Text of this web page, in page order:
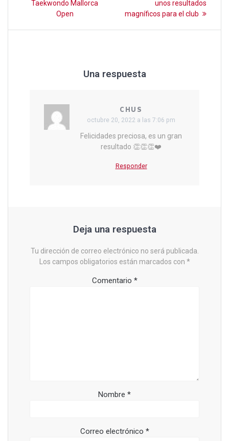
entradas
Taekwondo Mallorca
Open
unos resultados
magníficos para el club
Una respuesta
CHUS
octubre 20, 2022 a las 7:06 pm
Felicidades preciosa, es un gran
resultado 👏👏👏❤️
Responder
Deja una respuesta
Tu dirección de correo electrónico no será publicada.
Los campos obligatorios están marcados con *
Comentario *
Nombre *
Correo electrónico *